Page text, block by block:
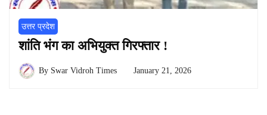
उत्तर प्रदेश
शांति भंग का अभियुक्त गिरफ्तार !
By Swar Vidroh Times January 21, 2026